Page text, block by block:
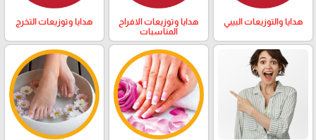
هدايا والتوزيعات البيبي
هدايا وتوزيعات الافراح
المناسبات
هدايا وتوزيعات التخرج